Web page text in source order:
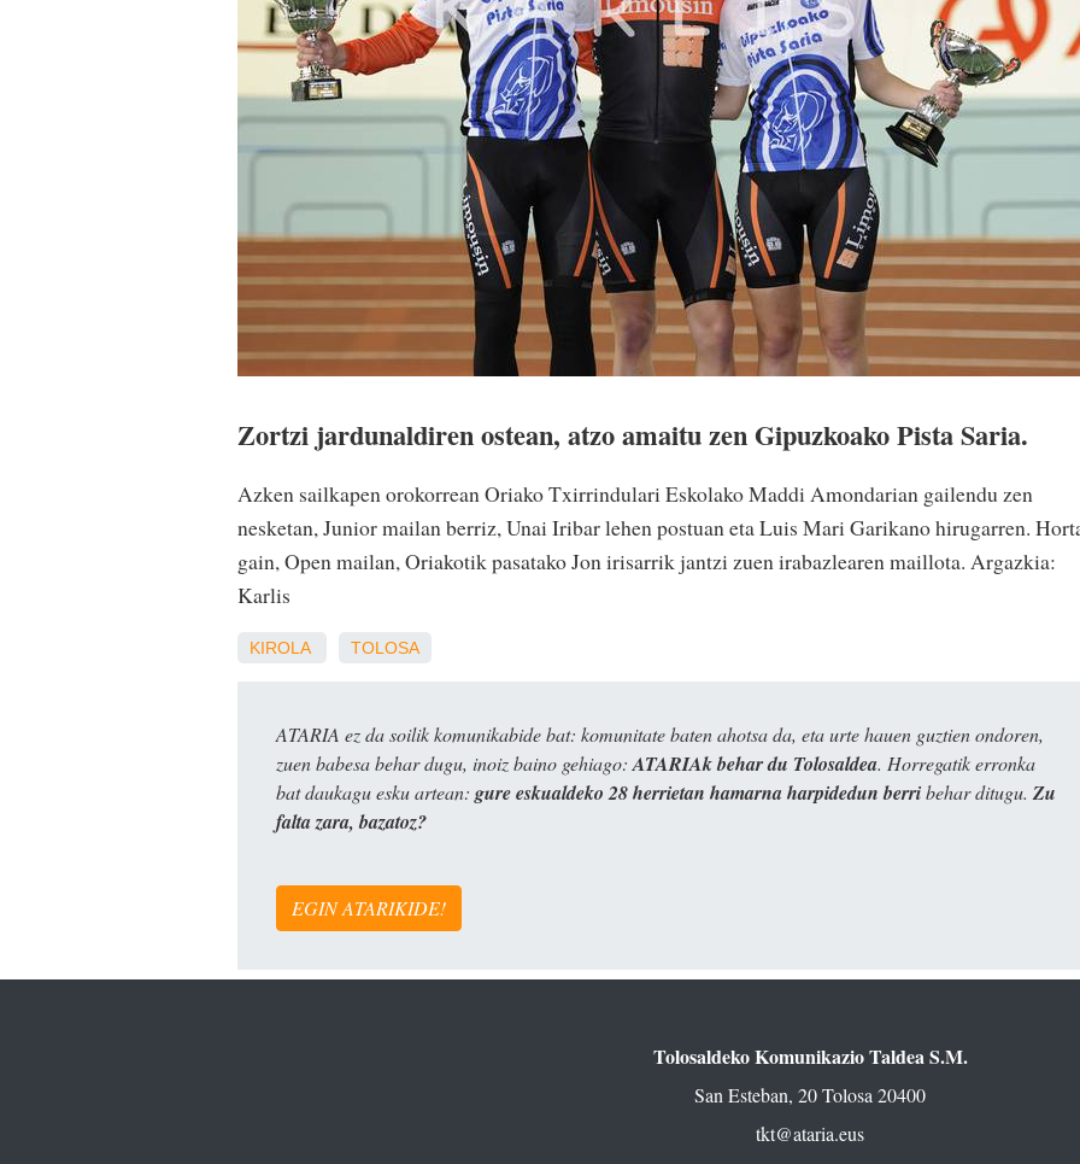
Zortzi jardunaldiren ostean, atzo amaitu zen Gipuzkoako Pista Saria.
Azken sailkapen orokorrean Oriako Txirrindulari Eskolako Maddi Amondarian gailendu zen
nesketan, Junior mailan berriz, Unai Iribar lehen postuan eta Luis Mari Garikano hirugarren.
gain, Open mailan, Oriakotik pasatako Jon irisarrik jantzi zuen irabazlearen maillota. Argazkia:
Karlis
KIROLA TOLOSA
ATARIA ez da soilik komunikabide bat: komunitate baten ahotsa da, eta urte hauen guztien ondoren,
zuen babesa behar dugu, inoiz baino gehiago: ATARIAk behar du Tolosaldea. Horregatik erronka
bat daukagu esku artean: gure eskualdeko 28 herrietan hamarna harpidedun berribehar ditugu. Zu
falta zara, bazatoz?
EGIN ATARIKIDE!
Tolosaldeko Komunikazio Taldea S.M.
San Esteban, 20 Tolosa 20400
tkt@ataria.eus